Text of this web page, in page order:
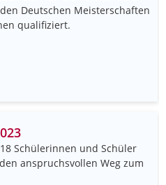
Deutschen Meisterschaften
qualifiziert.
Schülerinnen und Schüler
anspruchsvollen Weg zum